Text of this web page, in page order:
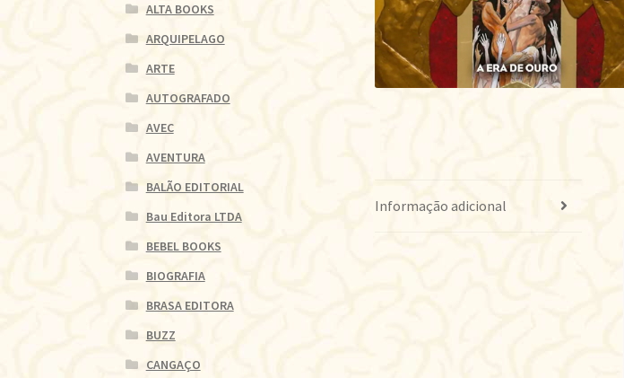
Informação adicional
ALTA BOOKS
ARQUIPELAGO
ARTE
AUTOGRAFADO
AVEC
AVENTURA
BALÃO EDITORIAL
Bau Editora LTDA
BEBEL BOOKS
BIOGRAFIA
BRASA EDITORA
BUZZ
CANGAÇO